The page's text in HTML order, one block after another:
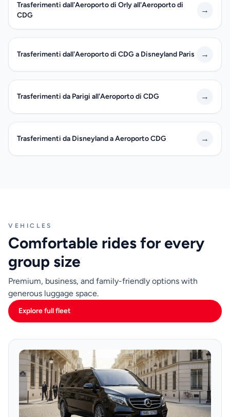
Trasferimenti dall'Aeroporto di Orly all'Aeroporto di
CDG
→
Trasferimenti dall'Aeroporto di CDG a Disneyland Paris →
Trasferimenti da Parigi all'Aeroporto di CDG →
Trasferimenti da Disneyland a Aeroporto CDG →
VEHICLES
Comfortable rides for every
group size
Premium, business, and family-friendly options with
generous luggage space.
Explore full fleet